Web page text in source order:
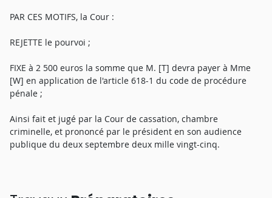
PAR CES MOTIFS, la Cour :
REJETTE le pourvoi ;
FIXE à 2 500 euros la somme que M. [T] devra payer à Mme
[W] en application de l'article 618-1 du code de procédure
pénale ;
Ainsi fait et jugé par la Cour de cassation, chambre
criminelle, et prononcé par le président en son audience
publique du deux septembre deux mille vingt-cinq.